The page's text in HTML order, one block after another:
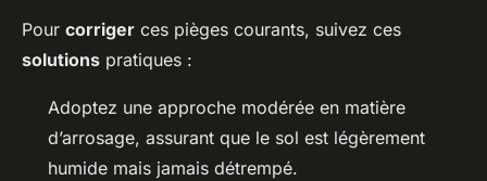
Pour corriger ces pièges courants, suivez ces
solutions pratiques :
Adoptez une approche modérée en matière
d’arrosage, assurant que le sol est légèrement
humide mais jamais détrempé.